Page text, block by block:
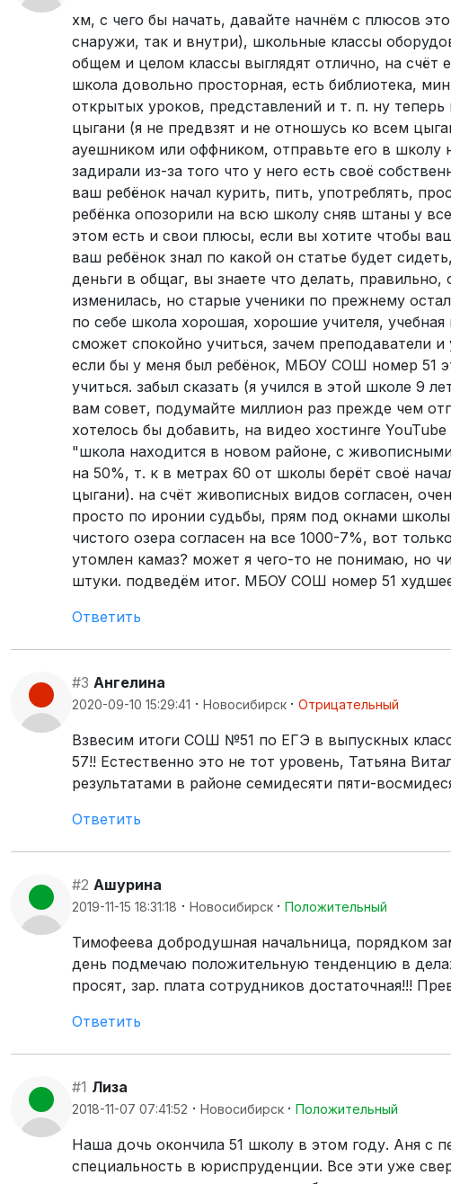
хм, с чего бы начать, давайте начнём с плюсов
снаружи, так и внутри), школьные классы
общем и целом классы выглядят отлично, на счёт
школа довольно просторная, есть библиотека,
открытых уроков, представлений и т. п. ну
цыгани (я не предвзят и не отношусь ко всем
ауешником или оффником, отправьте его в школу
задирали из-за того что у него есть своё
ваш ребёнок начал курить, пить, употреблять,
ребёнка опозорили на всю школу сняв штаны у
этом есть и свои плюсы, если вы хотите чтобы
ваш ребёнок знал по какой он статье будет
деньги в общаг, вы знаете что делать,
изменилась, но старые ученики по прежнему
по себе школа хорошая, хорошие учителя,
сможет спокойно учиться, зачем преподаватели
если бы у меня был ребёнок, МБОУ СОШ номер 51
учиться. забыл сказать (я учился в этой школе
вам совет, подумайте миллион раз прежде чем
хотелось бы добавить, на видео хостинге
"школа находится в новом районе, с
на 50%, т. к в метрах 60 от школы берёт своё
цыгани). на счёт живописных видов согласен,
просто по иронии судьбы, прям под окнами школы
чистого озера согласен на все 1000-7%, вот
утомлен камаз? может я чего-то не понимаю, но
штуки. подведём итог. МБОУ СОШ номер 51
Ответить
#3 Ангелина
2020-09-10 15:29:41 · Новосибирск · Отрицательный
Взвесим итоги СОШ №51 по ЕГЭ в выпускных
57!! Естественно это не тот уровень, Татьяна
результатами в районе семидесяти пяти-
Ответить
#2 Ашурина
2019-11-15 18:31:18 · Новосибирск · Положительный
Тимофеева добродушная начальница, порядком
день подмечаю положительную тенденцию в
просят, зар. плата сотрудников достаточная!!!
Ответить
#1 Лиза
2018-11-07 07:41:52 · Новосибирск · Положительный
Наша дочь окончила 51 школу в этом году. Аня с
специальность в юриспруденции. Все эти уже